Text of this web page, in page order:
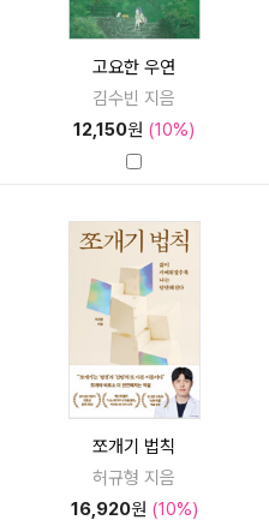
고요한 우연
김수빈 지음
12,150원 (10%)
쪼개기 법칙
허규형 지음
16,920원 (10%)